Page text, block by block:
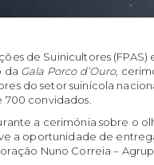
de Suinicultores
da Gala Porco d’Ouro,
do setor suinícola
700 convidados.
a cerimónia sobre o
a oportunidade de
Nuno Correia –